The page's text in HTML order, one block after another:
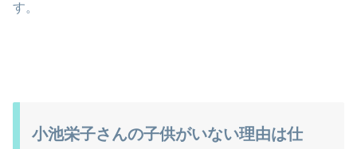
す。
小池栄子さんの子供がいない理由は仕